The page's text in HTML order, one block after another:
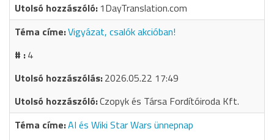
1DayTranslation.com
Vigyázat, csalók akcióban!
4
2026.05.22 17:49
Czopyk és Társa Fordítóiroda Kft.
AI és Wiki Star Wars ünnepnap